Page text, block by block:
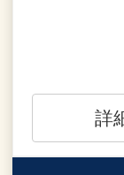
詳